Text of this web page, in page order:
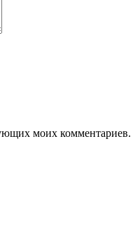
моих комментариев.